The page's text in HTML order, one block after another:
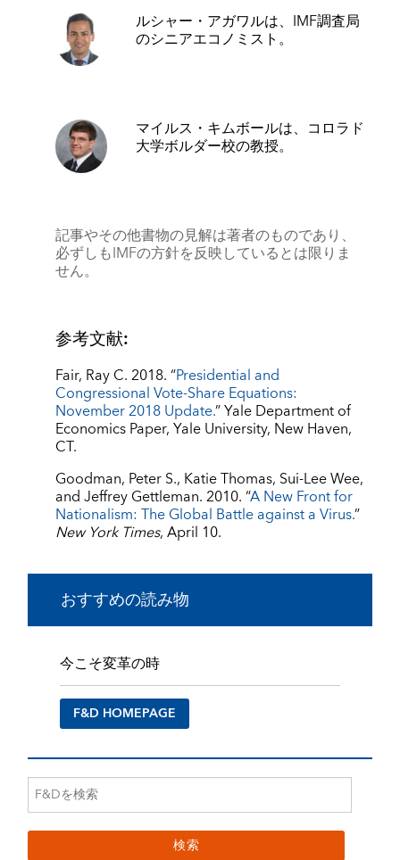
ルシャー・アガワルは、IMF調査局
のシニアエコノミスト。
マイルス・キムボールは、コロラド
大学ボルダー校の教授。
記事やその他書物の見解は著者のものであり、
必ずしもIMFの方針を反映しているとは限りま
せん。
参考文献:
Fair, Ray C. 2018. “Presidential and
Congressional Vote-Share Equations:
November 2018 Update.” Yale Department of
Economics Paper, Yale University, New Haven,
CT.
Goodman, Peter S., Katie Thomas, Sui-Lee Wee,
and Jeffrey Gettleman. 2010. “A New Front for
Nationalism: The Global Battle against a Virus.”
New York Times, April 10.
おすすめの読み物
今こそ変革の時
F&D HOMEPAGE